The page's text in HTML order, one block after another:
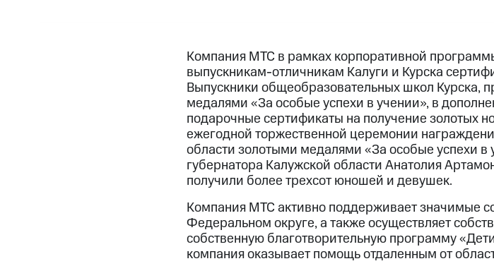
Компания МТС в рамках корпоративной
выпускникам-отличникам Калуги и Курска
Выпускники общеобразовательных школ Курска,
медалями «За особые успехи в учении», в
подарочные сертификаты на получение золотых
ежегодной торжественной церемонии
области золотыми медалями «За особые успехи
губернатора Калужской области Анатолия
получили более трехсот юношей и девушек.
Компания МТС активно поддерживает значимые
Федеральном округе, а также осуществляет
собственную благотворительную программу
компания оказывает помощь отдаленным от